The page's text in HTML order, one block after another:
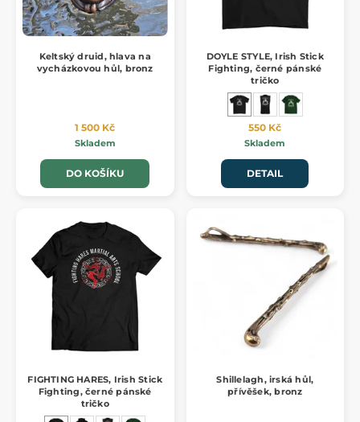
Keltský druid, hlava na
vycházkovou hůl, bronz
1 500 Kč
Skladem
DO KOŠÍKU
DOYLE STYLE, Irish Stick
Fighting, černé pánské
tričko
550 Kč
Skladem
DETAIL
FIGHTING HARES, Irish Stick
Fighting, černé pánské
tričko
Shillelagh, irská hůl,
přívěšek, bronz